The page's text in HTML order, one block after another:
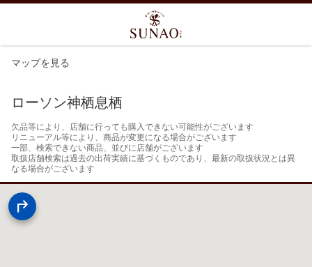
マップを見る
ローソン神栖息栖
欠品等により、店舗に行っても購入できない可能性がございます
リニューアル等により、商品が変更になる場合がございます
一部、検索できない商品、並びに店舗がございます
取扱店舗検索は過去の出荷実績に基づくものであり、最新の取扱状況とは異
なる場合がございます